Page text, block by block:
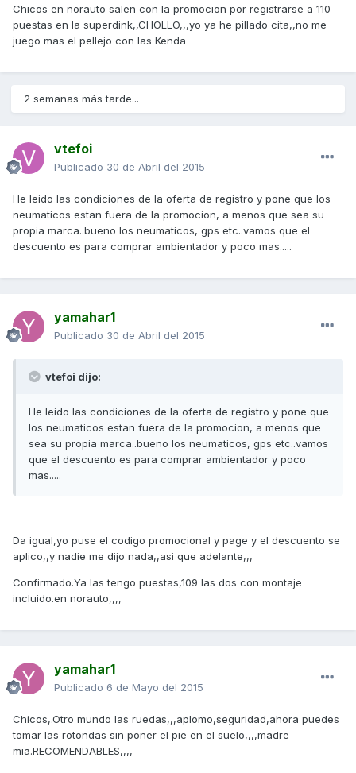
Chicos en norauto salen con la promocion por registrarse a 110
puestas en la superdink,,CHOLLO,,,yo ya he pillado cita,,no me
juego mas el pellejo con las Kenda
2 semanas más tarde...
vtefoi
Publicado 30 de Abril del 2015
He leido las condiciones de la oferta de registro y pone que los
neumaticos estan fuera de la promocion, a menos que sea su
propia marca..bueno los neumaticos, gps etc..vamos que el
descuento es para comprar ambientador y poco mas.....
yamahar1
Publicado 30 de Abril del 2015
vtefoi dijo:
He leido las condiciones de la oferta de registro y pone que
los neumaticos estan fuera de la promocion, a menos que
sea su propia marca..bueno los neumaticos, gps etc..vamos
que el descuento es para comprar ambientador y poco
mas.....
Da igual,yo puse el codigo promocional y page y el descuento se
aplico,,y nadie me dijo nada,,asi que adelante,,,
Confirmado.Ya las tengo puestas,109 las dos con montaje
incluido.en norauto,,,,
yamahar1
Publicado 6 de Mayo del 2015
Chicos,.Otro mundo las ruedas,,,aplomo,seguridad,ahora puedes
tomar las rotondas sin poner el pie en el suelo,,,,madre
mia.RECOMENDABLES,,,,